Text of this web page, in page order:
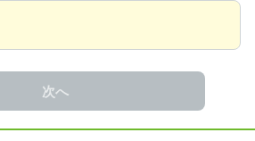
次へ